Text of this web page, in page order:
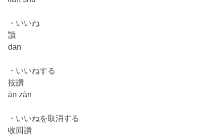
・いいね
讚
dan
・いいねする
按讚
àn zàn
・いいねを取消する
收回讚